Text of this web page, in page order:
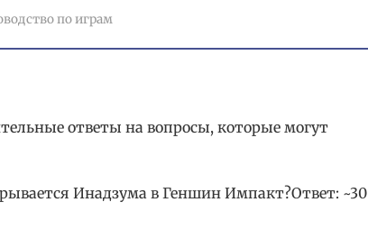
по играм
ответы на вопросы, которые могут
Инадзума в Геншин Импакт?Ответ: ~30